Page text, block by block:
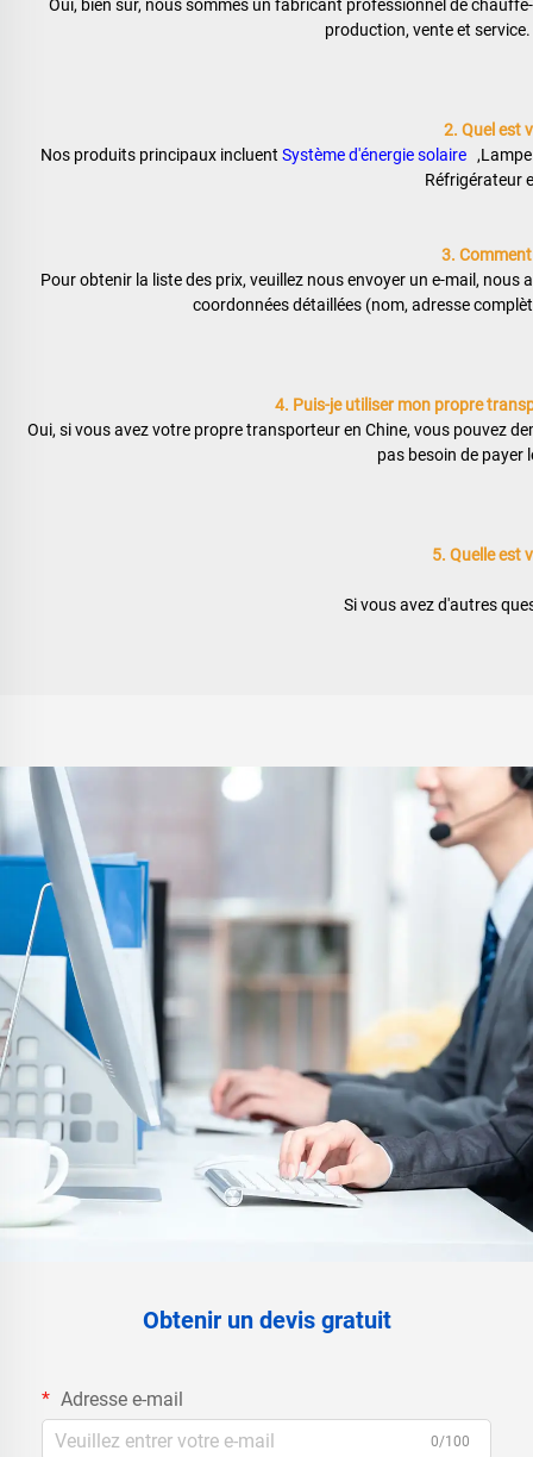
Oui, bien sûr, nous sommes un fabricant professionnel de
production, vente et
2. Quel est
Nos produits principaux incluent Système d'énergie solaire
Réfrigérateur
3.
Pour obtenir la liste des prix, veuillez nous envoyer un e-mail,
coordonnées détaillées (nom, adresse
4. Puis-je utiliser mon propre
Oui, si vous avez votre propre transporteur en Chine, vous pouvez
pas besoin de payer
5. Quelle est
Si vous avez d'autres
Obtenir un devis gratuit
Adresse e-mail
0/100